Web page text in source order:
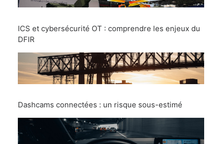
ICS et cybersécurité OT : comprendre les enjeux du
DFIR
Dashcams connectées : un risque sous-estimé